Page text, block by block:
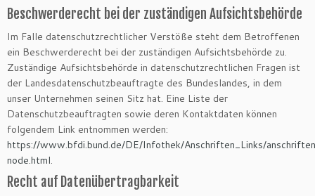
Beschwerderecht bei der zuständigen Aufsichtsbehörde
Im Falle datenschutzrechtlicher Verstöße steht dem Betroffenen
ein Beschwerderecht bei der zuständigen Aufsichtsbehörde zu.
Zuständige Aufsichtsbehörde in datenschutzrechtlichen Fragen ist
der Landesdatenschutzbeauftragte des Bundeslandes, in dem
unser Unternehmen seinen Sitz hat. Eine Liste der
Datenschutzbeauftragten sowie deren Kontaktdaten können
folgendem Link entnommen werden:
https://www.bfdi.bund.de/DE/Infothek/Anschriften_Links/
node.html.
Recht auf Datenübertragbarkeit